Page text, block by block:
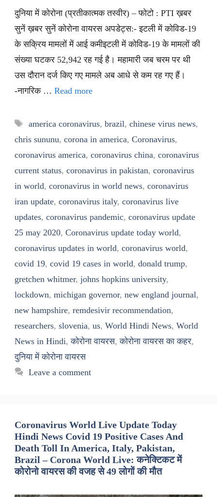
दुनिया में कोरोना (प्रतीकात्मक तस्वीर) – फोटो : PTI ख़बर
सुनें ख़बर सुनें कोरोना वायरस अपडेट्स:- इटली में कोविड-19
के सक्रिय मामलों में आई कमीइटली में कोविड-19 के मामलों की
संख्या घटकर 52,942 रह गई है। महामारी जब चरम पर थी
उस दौरान दर्ज किए गए मामले अब आधे से कम रह गए हैं।
-नागरिक … Read more
Tags
america coronavirus, brazil, chinese virus news,
chris sununu, corona in america, Coronavirus,
coronavirus america, coronavirus china, coronavirus
current status, coronavirus in pakistan, coronavirus
in world, coronavirus in world news, coronavirus
iran update, coronavirus italy, coronavirus live
updates, coronavirus pandemic, coronavirus update
25 may 2020, Coronavirus update today world,
coronavirus updates in world, coronavirus world,
covid 19, covid 19 cases in world, donald trump,
gretchen whitmer, johns hopkins university,
lockdown, michigan governor, new england journal,
new hampshire, remdesivir recommendation,
researchers, slovenia, us, World Hindi News, World
News in Hindi,कोरोना वायरस,कोरोना वायरस का कहर,
दुनिया में कोरोना वायरस
Leave a comment
Coronavirus World Live Update Today
Hindi News Covid 19 Positive Cases And
Death Toll In America, Italy, Pakistan,
Brazil – Corona World Live: कनेक्टिकट में
कोरोनो वायरस की वजह से 49 लोगों की मौत